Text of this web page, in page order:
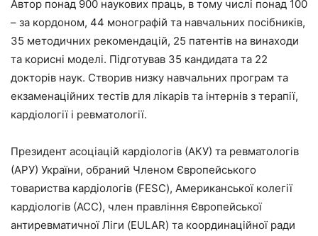
Автор понад 900 наукових праць, в тому числі понад 100
– за кордоном, 44 монографій та навчальних посібників,
35 методичних рекомендацій, 25 патентів на винаходи
та корисні моделі. Підготував 35 кандидата та 22
докторів наук. Створив низку навчальних програм та
екзаменаційних тестів для лікарів та інтернів з терапії,
кардіології і ревматології.
Президент асоціацій кардіологів (АКУ) та ревматологів
(АРУ) України, обраний Членом Європейського
товариства кардіологів (FESC), Американської колегії
кардіологів (АСС), член правління Європейської
антиревматичної Ліги (EULAR) та координаційної ради